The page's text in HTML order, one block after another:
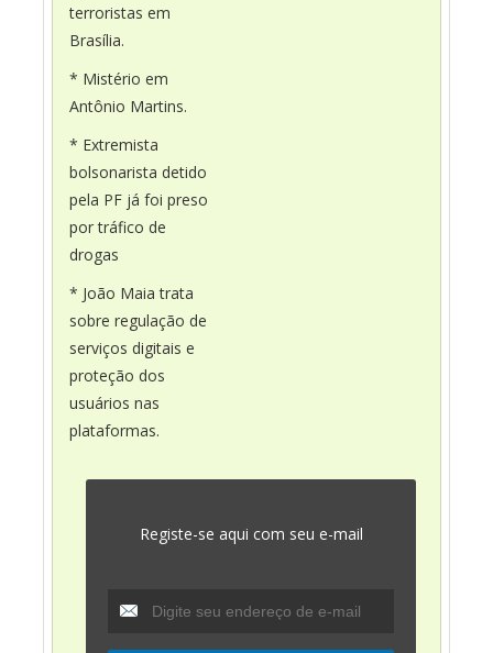
terroristas em
Brasília.
* Mistério em
Antônio Martins.
* Extremista
bolsonarista detido
pela PF já foi preso
por tráfico de
drogas
* João Maia trata
sobre regulação de
serviços digitais e
proteção dos
usuários nas
plataformas.
Registe-se aqui com seu e-mail